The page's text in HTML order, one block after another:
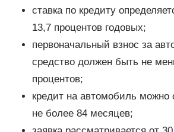
ставка по кредиту
13,7 процентов годовых;
первоначальный взнос за
средство должен быть не
процентов;
кредит на автомобиль можно
не более 84 месяцев;